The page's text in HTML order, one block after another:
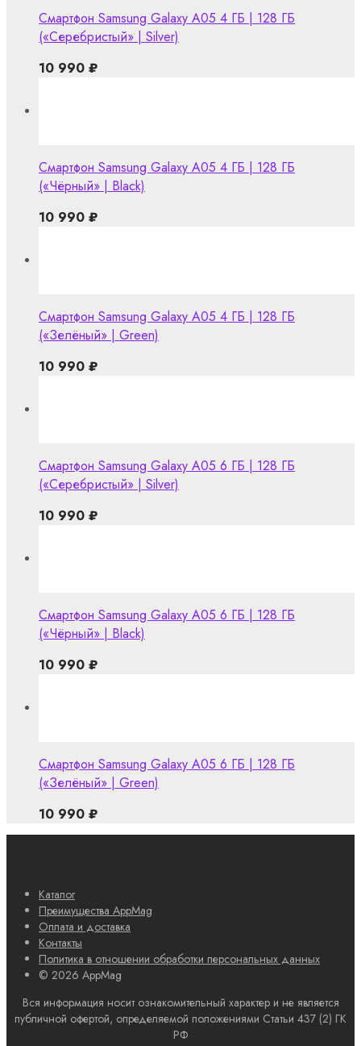
Смартфон Samsung Galaxy A05 4 ГБ | 128 ГБ
(«Серебристый» | Silver)
10 990 ₽
Смартфон Samsung Galaxy A05 4 ГБ | 128 ГБ
(«Чёрный» | Black)
10 990 ₽
Смартфон Samsung Galaxy A05 4 ГБ | 128 ГБ
(«Зелёный» | Green)
10 990 ₽
Смартфон Samsung Galaxy A05 6 ГБ | 128 ГБ
(«Серебристый» | Silver)
10 990 ₽
Смартфон Samsung Galaxy A05 6 ГБ | 128 ГБ
(«Чёрный» | Black)
10 990 ₽
Смартфон Samsung Galaxy A05 6 ГБ | 128 ГБ
(«Зелёный» | Green)
10 990 ₽
Каталог
Преимущества AppMag
Оплата и доставка
Контакты
Политика в отношении обработки персональных данных
© 2026 AppMag
Вся информация носит ознакомительный характер и не является
публичной офертой, определяемой положениями Статьи 437 (2) ГК
РФ